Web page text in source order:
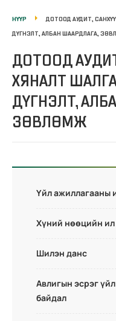
НҮҮР
ДОТООД АУДИТ,
ДҮГНЭЛТ, АЛБАН ШААРДЛАГА,
ДОТООД
ХЯНАЛТ
ДҮГНЭЛТ,
ЗӨВЛӨМЖ
Үйл ажиллагааны
Хүний нөөцийн ил
Шилэн данс
Авлигын эсрэг
байдал